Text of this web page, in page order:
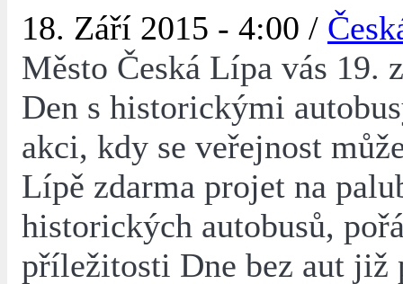
18. Září 2015 - 4:00 /
Město Česká Lípa vás 19.
Den s historickými
akci, kdy se veřejnost
Lípě zdarma projet na
historických autobusů,
příležitosti Dne bez aut již